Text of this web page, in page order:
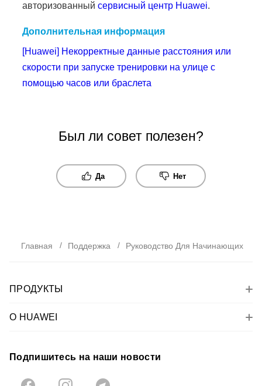
авторизованныйсервисный центр Huawei.
Дополнительная информация
[Huawei] Некорректные данные расстояния или
скорости при запуске тренировки на улице с
помощью часов или браслета
Был ли совет полезен?
Да Нет
Главная Поддержка Руководство Для Начинающих
ПРОДУКТЫ
О HUAWEI
Подпишитесь на наши новости